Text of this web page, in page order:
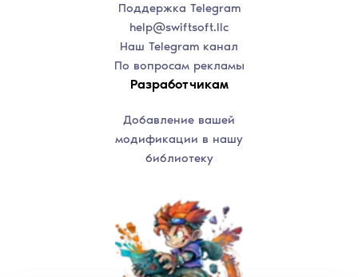
Поддержка Telegram
help@swiftsoft.llc
Наш Telegram канал
По вопросам рекламы
Разработчикам
Добавление вашей
модификации в нашу
библиотеку